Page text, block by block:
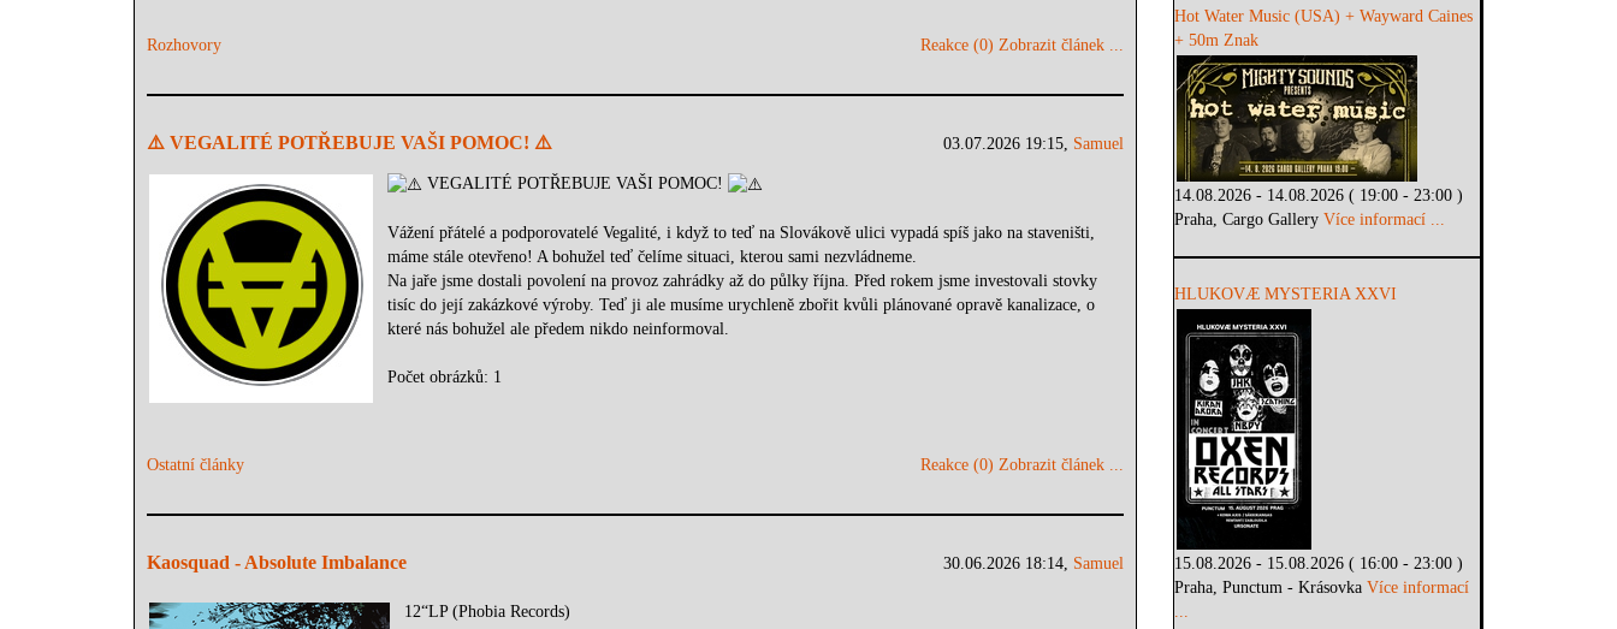
Rozhovory Reakce (0) Zobrazit článek ...
03.07.2026 19:15, Samuel
⚠️ VEGALITÉ POTŘEBUJE VAŠI POMOC! ⚠️
VEGALITÉ POTŘEBUJE VAŠI POMOC!
Vážení přátelé a podporovatelé Vegalité, i když to teď na Slovákově ulici vypadá spíš jako na staveništi,
máme stále otevřeno! A bohužel teď čelíme situaci, kterou sami nezvládneme.
Na jaře jsme dostali povolení na provoz zahrádky až do půlky října. Před rokem jsme investovali stovky
tisíc do její zakázkové výroby. Teď ji ale musíme urychleně zbořit kvůli plánované opravě kanalizace, o
které nás bohužel ale předem nikdo neinformoval.
Počet obrázků: 1
Ostatní články Reakce (0) Zobrazit článek ...
30.06.2026 18:14, Samuel
Kaosquad - Absolute Imbalance
12“LP (Phobia Records)
Hot Water Music (USA) + Wayward Caines
+ 50m Znak
14.08.2026 - 14.08.2026 ( 19:00 - 23:00 )
Praha, Cargo GalleryVíce informací ...
HLUKOVÆ MYSTERIA XXVI
15.08.2026 - 15.08.2026 ( 16:00 - 23:00 )
Praha, Punctum - KrásovkaVíce informací
...